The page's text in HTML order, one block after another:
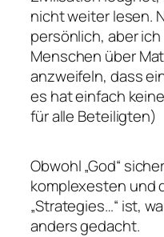
nicht weiter lesen.
persönlich, aber
Menschen über
anzweifeln, dass
es hat einfach
für alle Beteiligten)
Obwohl „God“
komplexesten und
„Strategies…“ ist,
anders gedacht.